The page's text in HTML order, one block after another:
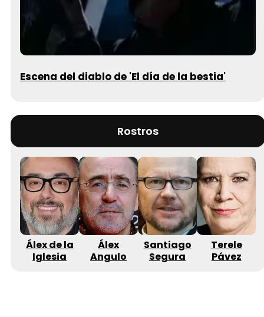
Escena del diablo de 'El día de la bestia'
Rostros
Álex de la
Iglesia
Álex
Angulo
Santiago
Segura
Terele
Pávez